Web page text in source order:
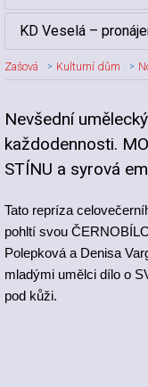
KD Veselá –
Zašová Kulturní dům
Nadpis
Nevšední
každodennosti.
STÍNU a syrová
Tato repríza
pohltí svou
Polepková a Denisa
mladými umělci dílo o
pod kůži.